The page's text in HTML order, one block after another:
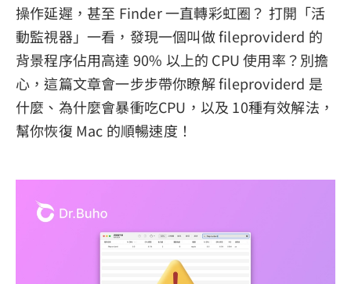
操作延遲，甚至 Finder 一直轉彩虹圈？ 打開「活
動監視器」一看，發現一個叫做 fileproviderd 的
背景程序佔用高達 90% 以上的 CPU 使用率？別擔
心，這篇文章會一步步帶你瞭解 fileproviderd 是
什麼、為什麼會暴衝吃CPU，以及 10種有效解法，
幫你恢復 Mac 的順暢速度！